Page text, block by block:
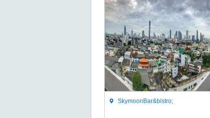
SkymoonBar&bistro;